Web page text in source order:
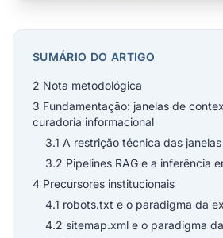
SUMÁRIO DO ARTIGO
2 Nota metodológica
3 Fundamentação: janelas de
curadoria informacional
3.1 A restrição técnica das
3.2 Pipelines RAG e a inferência
4 Precursores institucionais
4.1 robots.txt e o paradigma da
4.2 sitemap.xml e o paradigma